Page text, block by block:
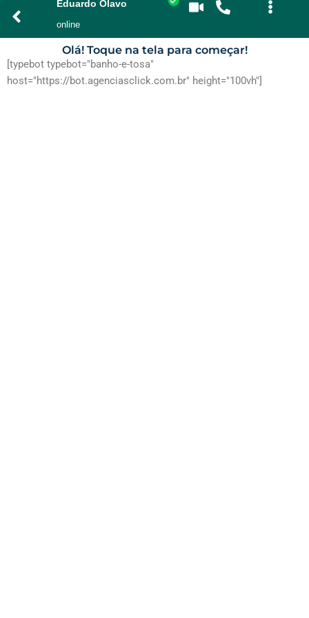
Eduardo Olavo
online
Olá! Toque na tela para começar!
[typebot typebot="banho-e-tosa"
host="https://bot.agenciasclick.com.br" height="100vh"]